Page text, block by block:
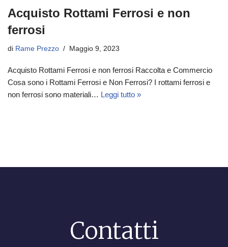
Acquisto Rottami Ferrosi e non
ferrosi
di Rame Prezzo Maggio 9, 2023
Acquisto Rottami Ferrosi e non ferrosi Raccolta e Commercio
Cosa sono i Rottami Ferrosi e Non Ferrosi? I rottami ferrosi e
non ferrosi sono materiali… Leggi tutto »
Contatti